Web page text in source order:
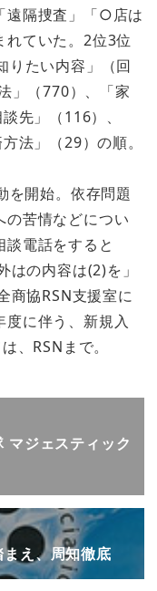
遠隔捜査」「○店は
れていた。2位3位
りたい内容」（回
」（770）、「家
先」（116）、
法」（29）の順。
を開始。依存問題
の苦情などについ
電話をすると
はの内容は(2)を」
商協RSN支援室に
に伴う、新規入
、RSNまで。
ジェスティック
え、周知徹底